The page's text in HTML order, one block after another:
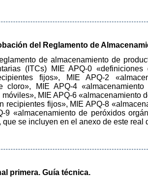
del Reglamento de
de almacenamiento de
(ITCs) MIE APQ-0
fijos», MIE APQ-2
cloro», MIE APQ-4
MIE APQ-6
recipientes fijos», MIE APQ-8
9 «almacenamiento de peróxidos
se incluyen en el anexo de este real
primera. Guía técnica.